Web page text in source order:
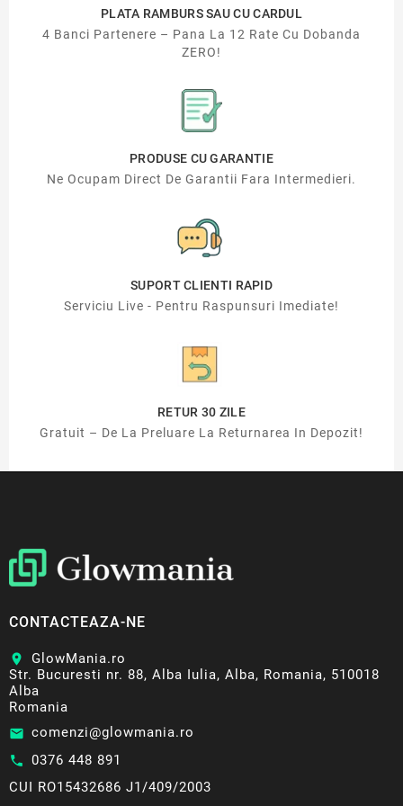
PLATA RAMBURS SAU CU CARDUL
4 Banci Partenere – Pana La 12 Rate Cu Dobanda
ZERO!
PRODUSE CU GARANTIE
Ne Ocupam Direct De Garantii Fara Intermedieri.
SUPORT CLIENTI RAPID
Serviciu Live - Pentru Raspunsuri Imediate!
RETUR 30 ZILE
Gratuit – De La Preluare La Returnarea In Depozit!
CONTACTEAZA-NE
location_on
GlowMania.ro
Str. Bucuresti nr. 88, Alba Iulia, Alba, Romania, 510018
Alba
Romania
email comenzi@glowmania.ro
call 0376 448 891
CUI RO15432686 J1/409/2003